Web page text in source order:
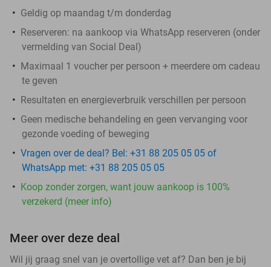
Geldig op maandag t/m donderdag
Reserveren: na aankoop via WhatsApp reserveren (onder
vermelding van Social Deal)
Maximaal 1 voucher per persoon + meerdere om cadeau
te geven
Resultaten en energieverbruik verschillen per persoon
Geen medische behandeling en geen vervanging voor
gezonde voeding of beweging
Vragen over de deal? Bel: +31 88 205 05 05 of
WhatsApp met: +31 88 205 05 05
Koop zonder zorgen, want jouw aankoop is 100%
verzekerd (meer info)
Meer over deze deal
Wil jij graag snel van je overtollige vet af? Dan ben je bij